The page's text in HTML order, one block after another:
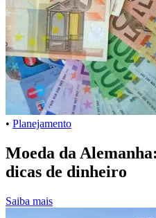
• Planejamento
Moeda da
dicas de dinheiro
Saiba mais